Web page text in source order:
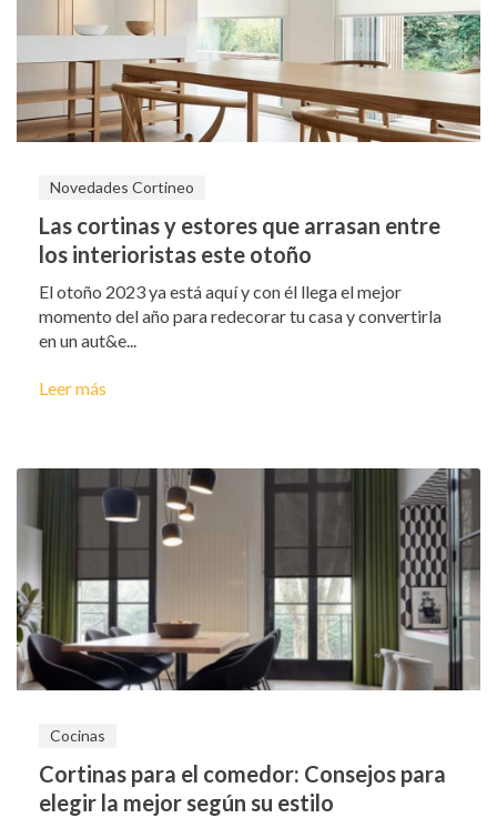
Novedades Cortineo
Las cortinas y estores que arrasan entre
los interioristas este otoño
El otoño 2023 ya está aquí y con él llega el mejor
momento del año para redecorar tu casa y convertirla
en un aut&e...
Leer más
Cocinas
Cortinas para el comedor: Consejos para
elegir la mejor según su estilo